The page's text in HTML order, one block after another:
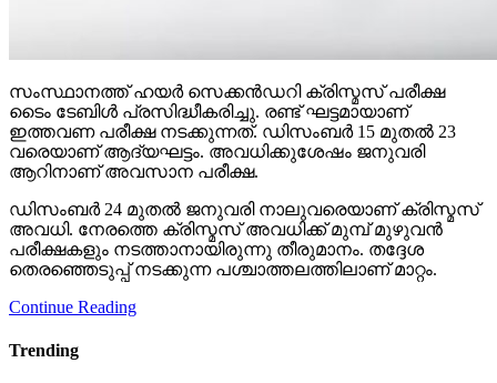
സംസ്ഥാനത്ത് ഹയര്‍ സെക്കന്‍ഡറി ക്രിസ്മസ് പരീക്ഷ
ടൈം ടേബിള്‍ പ്രസിദ്ധീകരിച്ചു. രണ്ട് ഘട്ടമായാണ്
ഇത്തവണ പരീക്ഷ നടക്കുന്നത്. ഡിസംബര്‍ 15 മുതല്‍ 23
വരെയാണ് ആദ്യഘട്ടം. അവധിക്കുശേഷം ജനുവരി
ആറിനാണ് അവസാന പരീക്ഷ.
ഡിസംബര്‍ 24 മുതല്‍ ജനുവരി നാലുവരെയാണ് ക്രിസ്മസ്
അവധി. നേരത്തെ ക്രിസ്മസ് അവധിക്ക് മുമ്പ് മുഴുവന്‍
പരീക്ഷകളും നടത്താനായിരുന്നു തീരുമാനം. തദ്ദേശ
തെരഞ്ഞെടുപ്പ് നടക്കുന്ന പശ്ചാത്തലത്തിലാണ് മാറ്റം.
Continue Reading
Trending